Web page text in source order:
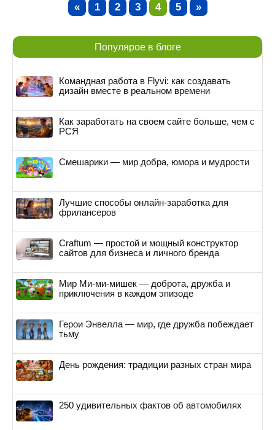
« 1 2 3 4 5 »
Популярое в блоге
Командная работа в Flyvi: как создавать
дизайн вместе в реальном времени
Как заработать на своем сайте больше, чем с
РСЯ
Смешарики — мир добра, юмора и мудрости
Лучшие способы онлайн-заработка для
фрилансеров
Craftum — простой и мощный конструктор
сайтов для бизнеса и личного бренда
Мир Ми-ми-мишек — доброта, дружба и
приключения в каждом эпизоде
Герои Энвелла — мир, где дружба побеждает
тьму
День рождения: традиции разных стран мира
250 удивительных фактов об автомобилях